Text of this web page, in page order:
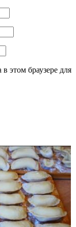
этом браузере для